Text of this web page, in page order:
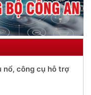
nổ, công cụ hỗ trợ